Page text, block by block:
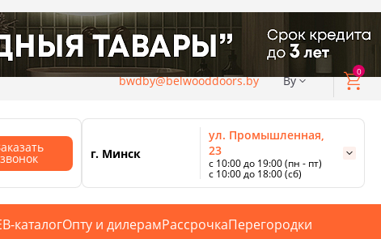
bwdby@belwooddoors.by By
0
звонок г. Минск
ул. Промышленная,
23
с 10:00 до 19:00 (пн - пт)
с 10:00 до 18:00 (сб)
с 10:00 до 18:00 (вс).
каталогОпту и дилерамРассрочкаПерегородки